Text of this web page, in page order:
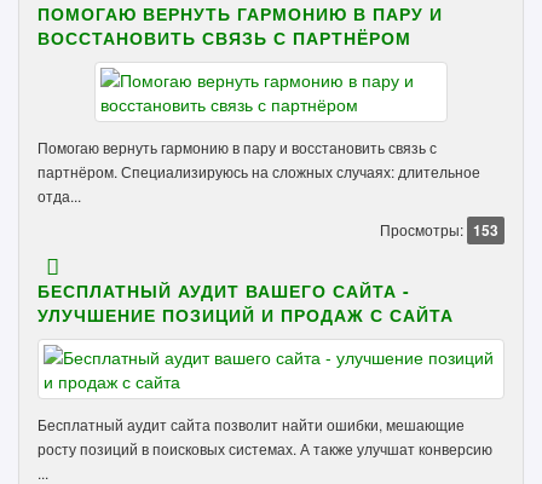
ПОМОГАЮ ВЕРНУТЬ ГАРМОНИЮ В ПАРУ И
ВОССТАНОВИТЬ СВЯЗЬ С ПАРТНЁРОМ
Помогаю вернуть гармонию в пару и восстановить связь с
партнёром. Специализируюсь на сложных случаях: длительное
отда...
Просмотры: 153
БЕСПЛАТНЫЙ АУДИТ ВАШЕГО САЙТА -
УЛУЧШЕНИЕ ПОЗИЦИЙ И ПРОДАЖ С САЙТА
Бесплатный аудит сайта позволит найти ошибки, мешающие
росту позиций в поисковых системах. А также улучшат конверсию
...